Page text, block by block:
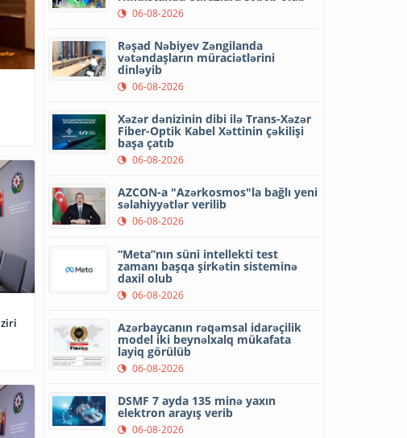
06-08-2026
Rəşad Nəbiyev Zəngilanda
vətəndaşların müraciətlərini
dinləyib
06-08-2026
Xəzər dənizinin dibi ilə Trans-Xəzər
Fiber-Optik Kabel Xəttinin çəkilişi
başa çatıb
06-08-2026
AZCON-a "Azərkosmos"la bağlı yeni
səlahiyyətlər verilib
06-08-2026
“Meta”nın süni intellekti test
zamanı başqa şirkətin sisteminə
daxil olub
06-08-2026
Azərbaycanın rəqəmsal idarəçilik
model iki beynəlxalq mükafata
layiq görülüb
06-08-2026
DSMF 7 ayda 135 minə yaxın
elektron arayış verib
06-08-2026